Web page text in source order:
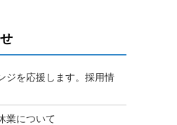
ジを応援します。採用情
業について